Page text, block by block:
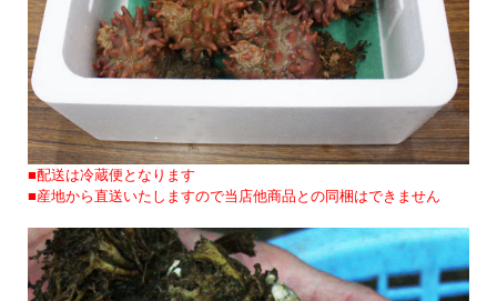
■配送は冷蔵便となります
■産地から直送いたしますので当店他商品との同梱はできません